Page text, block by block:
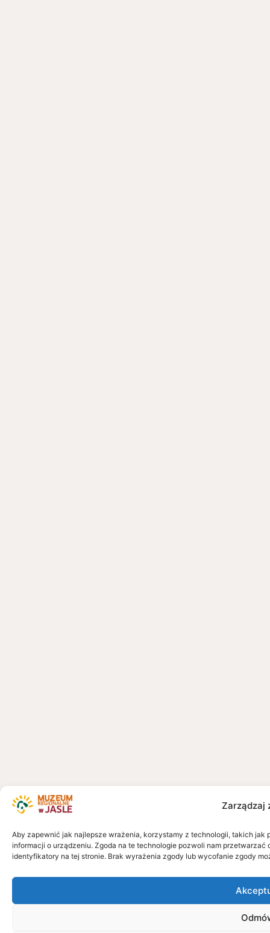
Zarządzaj
Aby zapewnić jak najlepsze wrażenia, korzystamy z technologii, takich
informacji o urządzeniu. Zgoda na te technologie pozwoli nam
identyfikatory na tej stronie. Brak wyrażenia zgody lub wycofanie zgody